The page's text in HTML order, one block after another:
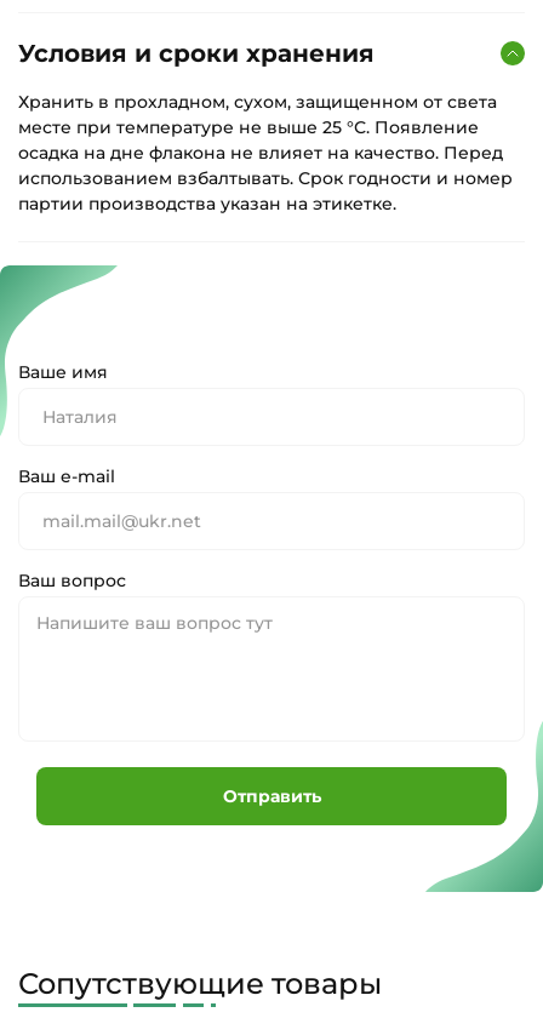
Условия и сроки хранения
Хранить в прохладном, сухом, защищенном от света
месте при температуре не выше 25 °С. Появление
осадка на дне флакона не влияет на качество. Перед
использованием взбалтывать. Срок годности и номер
партии производства указан на этикетке.
Ваше имя
Ваш e-mail
Ваш вопрос
Отправить
Сопутствующие товары